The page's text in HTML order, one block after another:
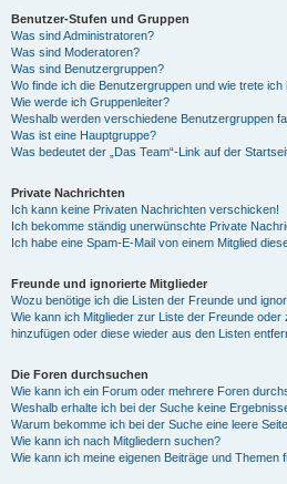
Benutzer-Stufen und Gruppen
Was sind Administratoren?
Was sind Moderatoren?
Was sind Benutzergruppen?
Wo finde ich die Benutzergruppen und wie trete ich
Wie werde ich Gruppenleiter?
Weshalb werden verschiedene Benutzergruppen
Was ist eine Hauptgruppe?
Was bedeutet der „Das Team“-Link auf der
Private Nachrichten
Ich kann keine Privaten Nachrichten verschicken!
Ich bekomme ständig unerwünschte Private
Ich habe eine Spam-E-Mail von einem Mitglied
Freunde und ignorierte Mitglieder
Wozu benötige ich die Listen der Freunde und
Wie kann ich Mitglieder zur Liste der Freunde
hinzufügen oder diese wieder aus den Listen
Die Foren durchsuchen
Wie kann ich ein Forum oder mehrere Foren
Weshalb erhalte ich bei der Suche keine
Warum bekomme ich bei der Suche eine leere
Wie kann ich nach Mitgliedern suchen?
Wie kann ich meine eigenen Beiträge und Themen